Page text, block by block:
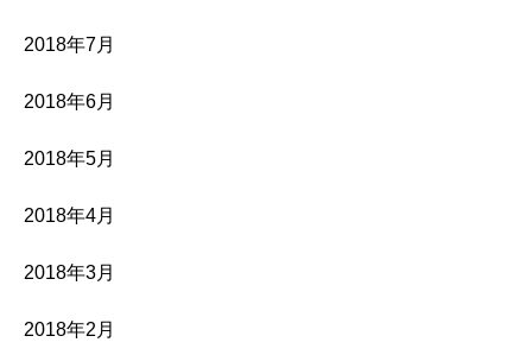
2018年7月
2018年6月
2018年5月
2018年4月
2018年3月
2018年2月